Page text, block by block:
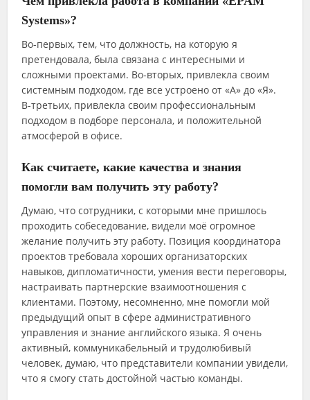
Systems»?
Во-первых, тем, что должность, на которую я
претендовала, была связана с интересными и
сложными проектами. Во-вторых, привлекла своим
системным подходом, где все устроено от «А» до «Я».
В-третьих, привлекла своим профессиональным
подходом в подборе персонала, и положительной
атмосферой в офисе.
Как считаете, какие качества и знания
помогли вам получить эту работу?
Думаю, что сотрудники, с которыми мне пришлось
проходить собеседование, видели моё огромное
желание получить эту работу. Позиция координатора
проектов требовала хороших организаторских
навыков, дипломатичности, умения вести переговоры,
настраивать партнерские взаимоотношения с
клиентами. Поэтому, несомненно, мне помогли мой
предыдущий опыт в сфере административного
управления и знание английского языка. Я очень
активный, коммуникабельный и трудолюбивый
человек, думаю, что представители компании увидели,
что я смогу стать достойной частью команды.